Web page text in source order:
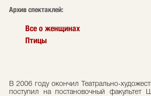
Архив спектаклей:
Все о женщинах
Птицы
В 2006 году окончил Театрально-
поступил на постановочный